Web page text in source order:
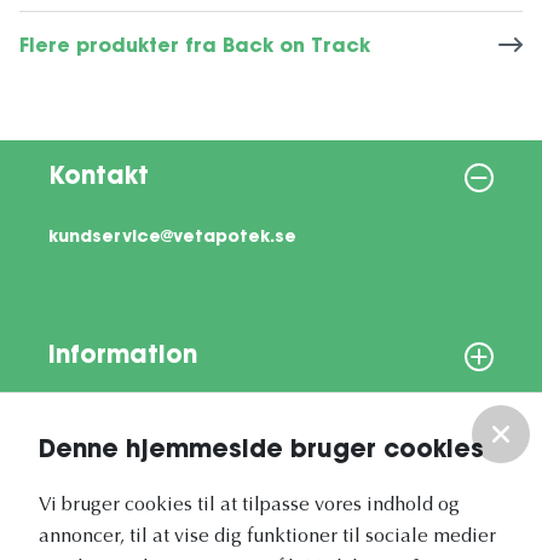
Denne hjemmeside bruger cookies
Vi bruger cookies til at tilpasse vores indhold og
annoncer, til at vise dig funktioner til sociale medier
Flere produkter fra Back on Track
Kontakt
kundservice@vetapotek.se
Information
Vores nyhedsbrev